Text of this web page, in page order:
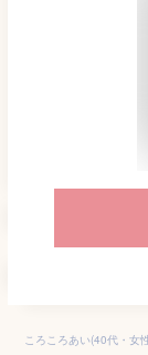
ころころあい(40代・女